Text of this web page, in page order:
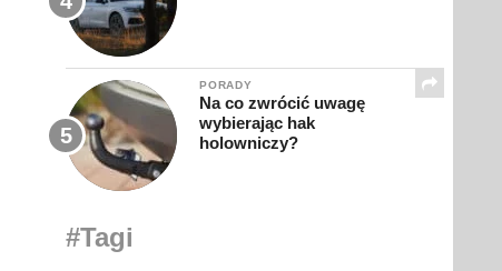
PORADY
Na co zwrócić uwagę
wybierając hak
holowniczy?
#Tagi